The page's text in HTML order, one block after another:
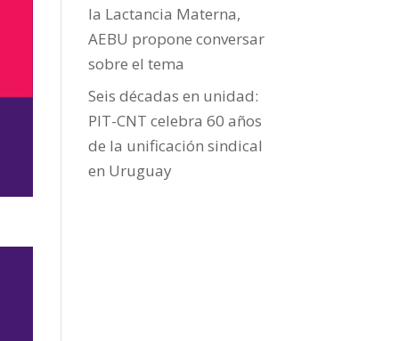
la Lactancia Materna,
AEBU propone conversar
sobre el tema
Seis décadas en unidad:
PIT-CNT celebra 60 años
de la unificación sindical
en Uruguay